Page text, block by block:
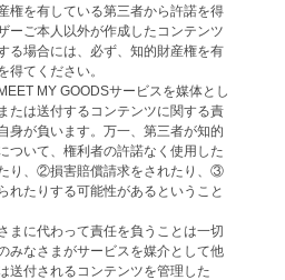
権を有している第三者から許諾を得
ーご本人以外が作成したコンテンツ
る場合には、必ず、知的財産権を有
得てください。
MY GOODSサービスを媒体とし
たは送付するコンテンツに関する責
身が負います。万一、第三者が知的
ついて、権利者の許諾なく使用した
り、②損害賠償請求をされたり、③
れたりする可能性があるということ
に代わって責任を負うことは一切
みなさまがサービスを媒介として他
送付されるコンテンツを管理した